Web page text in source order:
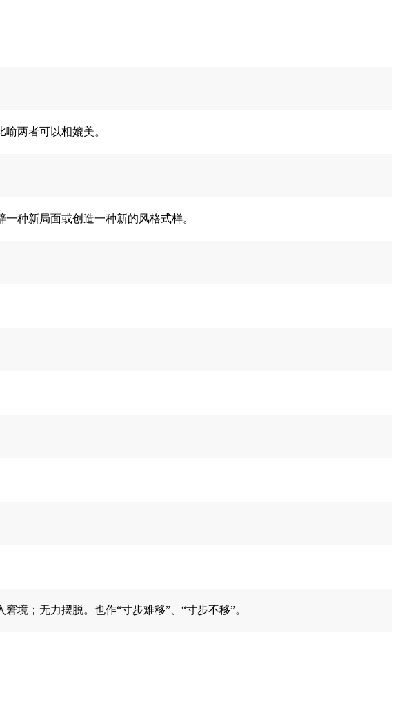
两者可以相媲美。
种新局面或创造一种新的风格式样。
；无力摆脱。也作“寸步难移”、“寸步不移”。